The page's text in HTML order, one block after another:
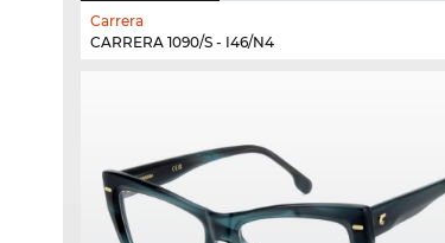
Carrera
CARRERA 1090/S - I46/N4